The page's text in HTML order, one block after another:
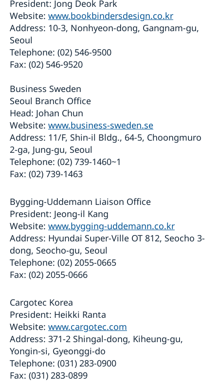
President: Jong Deok Park
Website: www.bookbindersdesign.co.kr
Address: 10-3, Nonhyeon-dong, Gangnam-gu,
Seoul
Telephone: (02) 546-9500
Fax: (02) 546-9520
Business Sweden
Seoul Branch Office
Head: Johan Chun
Website: www.business-sweden.se
Address: 11/F, Shin-il Bldg., 64-5, Choongmuro
2-ga, Jung-gu, Seoul
Telephone: (02) 739-1460~1
Fax: (02) 739-1463
Bygging-Uddemann Liaison Office
President: Jeong-il Kang
Website: www.bygging-uddemann.co.kr
Address: Hyundai Super-Ville OT 812, Seocho 3-
dong, Seocho-gu, Seoul
Telephone: (02) 2055-0665
Fax: (02) 2055-0666
Cargotec Korea
President: Heikki Ranta
Website: www.cargotec.com
Address: 371-2 Shingal-dong, Kiheung-gu,
Yongin-si, Gyeonggi-do
Telephone: (031) 283-0900
Fax: (031) 283-0899